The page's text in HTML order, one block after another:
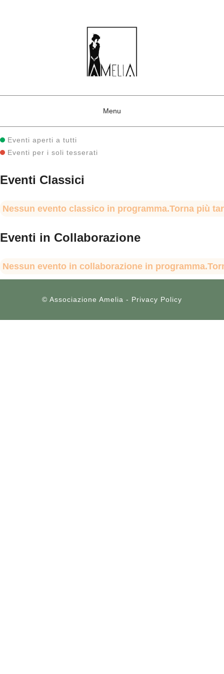
Menu
Skip to content
Eventi aperti a tutti
Eventi per i soli tesserati
Eventi Classici
Nessun evento classico in programma.Torna più
Eventi in Collaborazione
Nessun evento in collaborazione in
© Associazione Amelia - Privacy Policy